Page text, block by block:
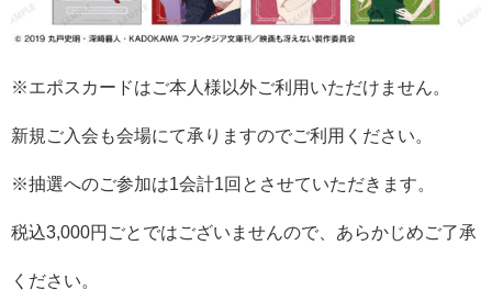
※エポスカードはご本人様以外ご利用いただけません。
新規ご入会も会場にて承りますのでご利用ください。
※抽選へのご参加は1会計1回とさせていただきます。
税込3,000円ごとではございませんので、あらかじめご了承
ください。